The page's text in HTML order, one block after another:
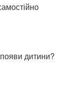
дитини?